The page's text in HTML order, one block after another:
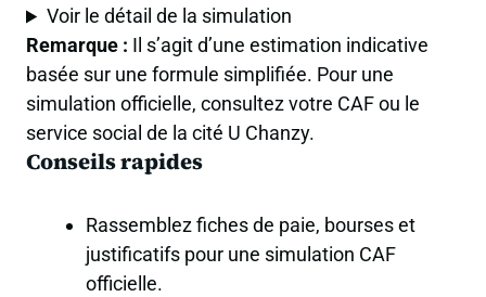
Voir le détail de la simulation
Remarque : Il s’agit d’une estimation indicative
basée sur une formule simplifiée. Pour une
simulation officielle, consultez votre CAF ou le
service social de la cité U Chanzy.
Conseils rapides
Rassemblez fiches de paie, bourses et
justificatifs pour une simulation CAF
officielle.